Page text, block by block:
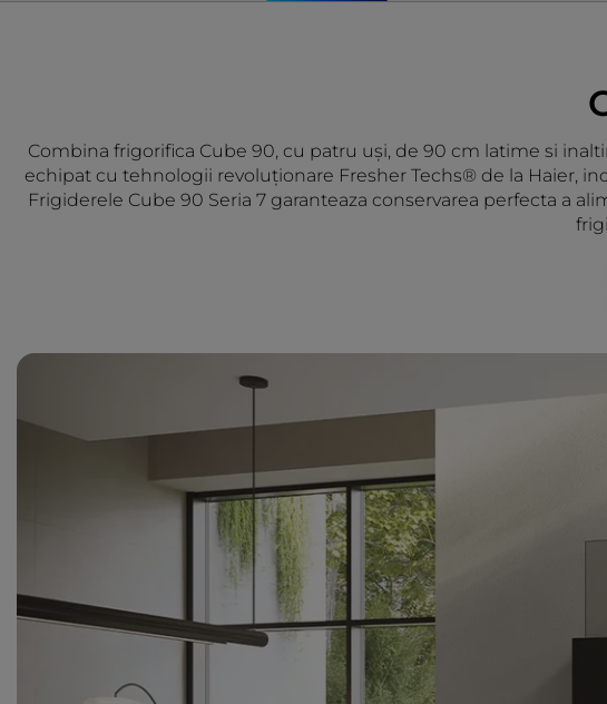
Combina frigorifica Cube 90, cu patru uși, de 90 cm latime si
echipat cu tehnologii revoluționare Fresher Techs® de la Haier,
Frigiderele Cube 90 Seria 7 garanteaza conservarea perfecta a